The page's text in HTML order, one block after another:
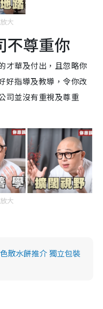
大
不尊重你
才華及付出，且忽略你
好指導及教導，令你改
司並沒有重視及尊重
大
散水餅推介 獨立包裝